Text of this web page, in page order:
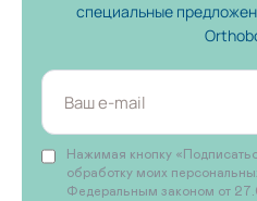
специальные
Нажимая кнопку
обработку моих
Федеральным законом от